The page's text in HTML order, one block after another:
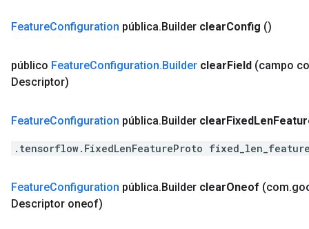
FeatureConfiguration pública.Builder clearConfig ()
público FeatureConfiguration.Builder clearField (campo
Descriptor)
FeatureConfiguration pública.Builder clearFixedLen
.tensorflow.FixedLenFeatureProto
FeatureConfiguration pública.Builder clearOneof (com.
Descriptor oneof)